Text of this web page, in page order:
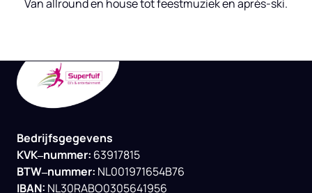
Bedrijfsgegevens
KVK‒nummer:
BTW‒nummer:
IBAN: NL30RABO0305641956